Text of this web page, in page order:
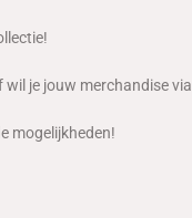
je jouw merchandise
mogelijkheden!